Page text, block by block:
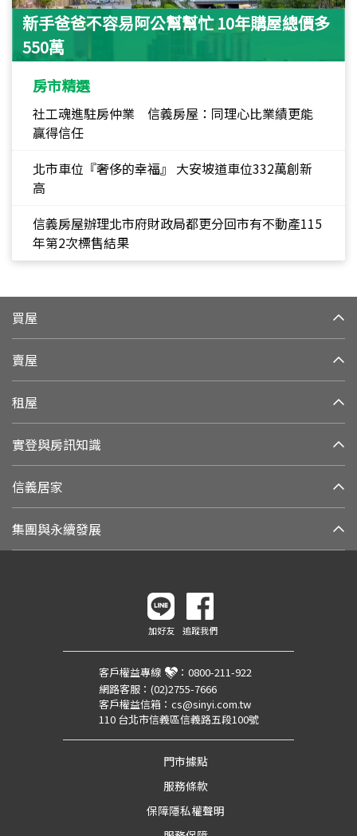
新手爸爸不容易阿公幫幫忙 10年購屋總價多
550萬
房市精選
社工魂進駐房仲業 信義房屋：同理心比業績更能
贏得信任
北市車位『奢侈的幸福』 大安坡道車位332萬創新
高
信義房屋辦理北市府財政局都更分回市有不動產115
年第2次標售結果
買屋
賣屋
租屋
實登與房訊知識
信義居家
集團與永續發展
加好友 追蹤我們
客戶權益專線 ： 0800-211-922
網路客服： (02)2755-7666
客戶權益信箱： cs@sinyi.com.tw
110 台北市信義區信義路五段100號
門市據點
服務條款
保障隱私權聲明